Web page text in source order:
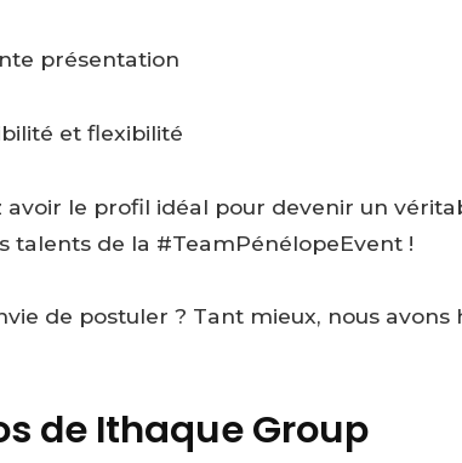
présentation
et flexibilité
avoir le profil idéal pour devenir un
talents de la #TeamPénélopeEvent !
de postuler ? Tant mieux, nous
de Ithaque Group